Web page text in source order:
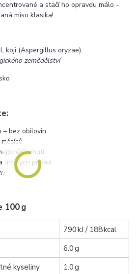
a stačí ho opravdu málo –
miso klasika!
koji (Aspergillus oryzae).
zemědělství
– bez obilovin
chutí
umělých přísad
100 g
790 kJ / 188 kcal
6.0 g
kyseliny
1.0 g